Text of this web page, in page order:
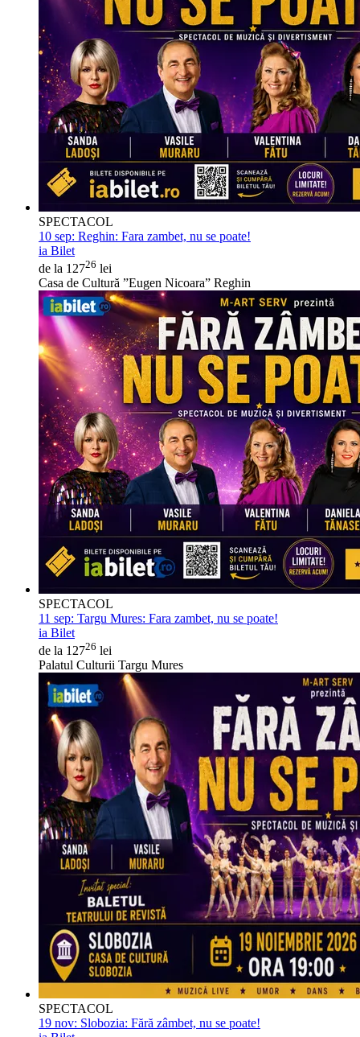
SPECTACOL
10 sep: Reghin: Fara zambet, nu se poate!
ia Bilet
de la 12726 lei
Casa de Cultură ”Eugen Nicoara” Reghin
SPECTACOL
11 sep: Targu Mures: Fara zambet, nu se poate!
ia Bilet
de la 12726 lei
Palatul Culturii Targu Mures
SPECTACOL
19 nov: Slobozia: Fără zâmbet, nu se poate!